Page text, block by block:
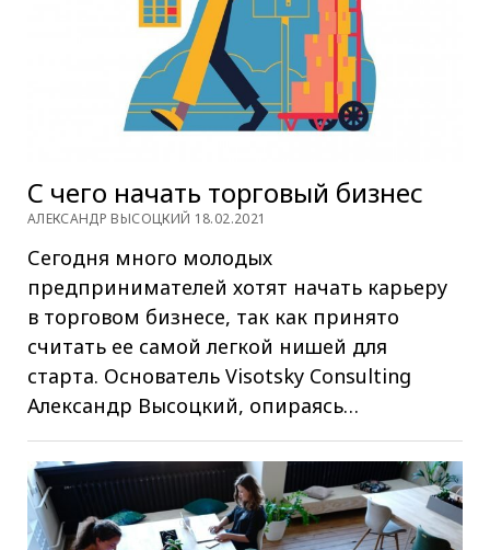
С чего начать торговый бизнес
АЛЕКСАНДР ВЫСОЦКИЙ 18.02.2021
Сегодня много молодых
предпринимателей хотят начать карьеру
в торговом бизнесе, так как принято
считать ее самой легкой нишей для
старта. Основатель Visotsky Consulting
Александр Высоцкий, опираясь…